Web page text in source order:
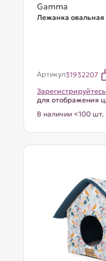
Gamma
Лежанка
Артикул31932207
Зарегистрируйтесь
для отображения
В наличии <100 шт.